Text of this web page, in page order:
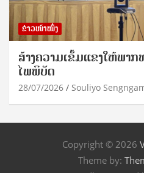
ຂ່າວໜ້າໜຶ່ງ
ສ້າງຄວາມເຂັ້ມແຂງໃຫ້ພາ
ໄພພິບັດ
28/07/2026 Souliyo
Copyright © 2026
Theme by: